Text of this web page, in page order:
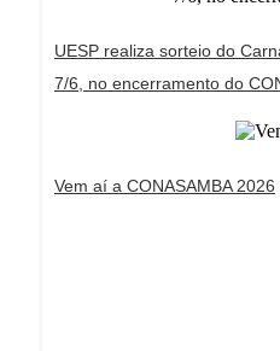
UESP realiza sorteio do
7/6, no encerramento do
Vem aí a CONASAMBA 2026